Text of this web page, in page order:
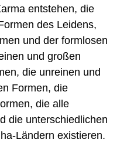
entstehen, die
des Leidens,
und der formlosen
und großen
die unreinen und
Formen, die
die alle
die unterschiedlichen
Ländern existieren.